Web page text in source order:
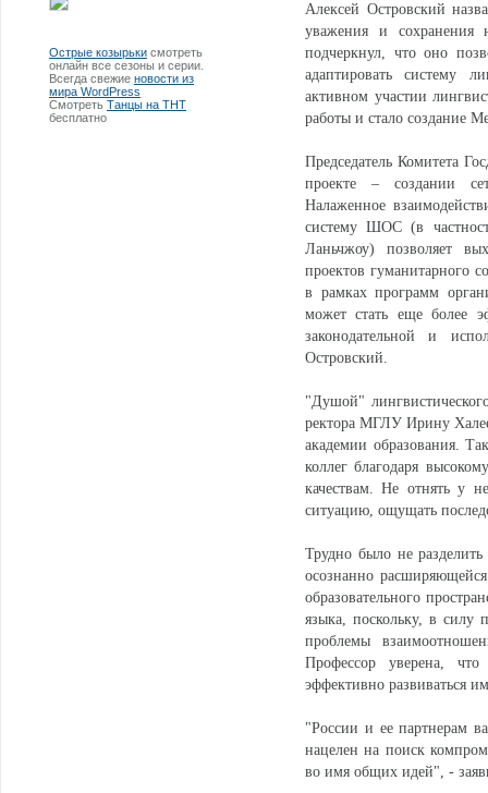
Острые козырьки смотреть
онлайн все сезоны и серии.
Всегда свежие новости из
мира WordPress
Смотреть Танцы на ТНТ
бесплатно
Алексей Островский
уважения и
подчеркнул, что оно
адаптировать систему
активном участии
работы и стало создание
Председатель Комитета
проекте – создании
Налаженное
систему ШОС (в
Ланьчжоу) позволяет
проектов гуманитарного
в рамках программ
может стать еще более
законодательной и
Островский.
"Душой"
ректора МГЛУ Ирину
академии образования.
коллег благодаря
качествам. Не отнять у
ситуацию, ощущать
Трудно было не
осознанно
образовательного
языка, поскольку, в силу
проблемы
Профессор уверена, что
эффективно развиваться
"России и ее партнерам
нацелен на поиск
во имя общих идей", -